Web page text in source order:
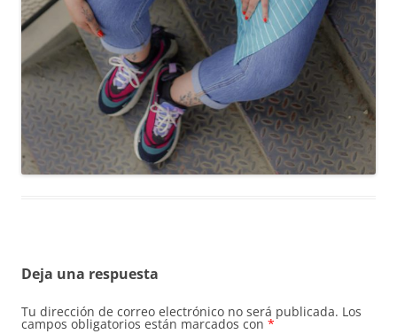
Deja una respuesta
Tu dirección de correo electrónico no será publicada. Los
campos obligatorios están marcados con *